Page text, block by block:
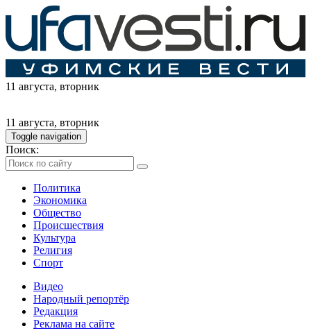
11 августа, вторник
11 августа, вторник
Toggle navigation
Поиск:
Политика
Экономика
Общество
Происшествия
Культура
Религия
Спорт
Видео
Народный репортёр
Редакция
Реклама на сайте